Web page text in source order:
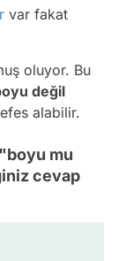
var fakat
oluyor. Bu
değil
alabilir.
mu
cevap